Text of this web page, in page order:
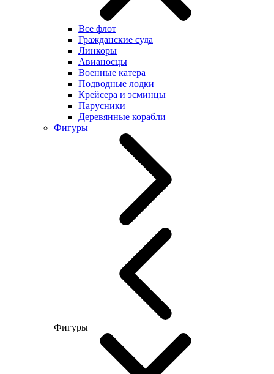
Все флот
Гражданские суда
Линкоры
Авианосцы
Военные катера
Подводные лодки
Крейсера и эсминцы
Парусники
Деревянные корабли
Фигуры
Фигуры